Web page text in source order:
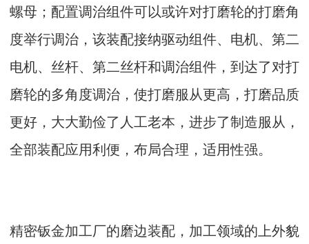
螺母；配置调治组件可以或许对打磨轮的打磨角
度举行调治，该装配接纳驱动组件、电机、第二
电机、丝杆、第二丝杆和调治组件，到达了对打
磨轮的多角度调治，使打磨服从更高，打磨品质
更好，大大勤俭了人工老本，进步了制造服从，
全部装配应用利便，布局合理，适用性强。
精密钣金加工厂的磨边装配，加工领域的上外貌